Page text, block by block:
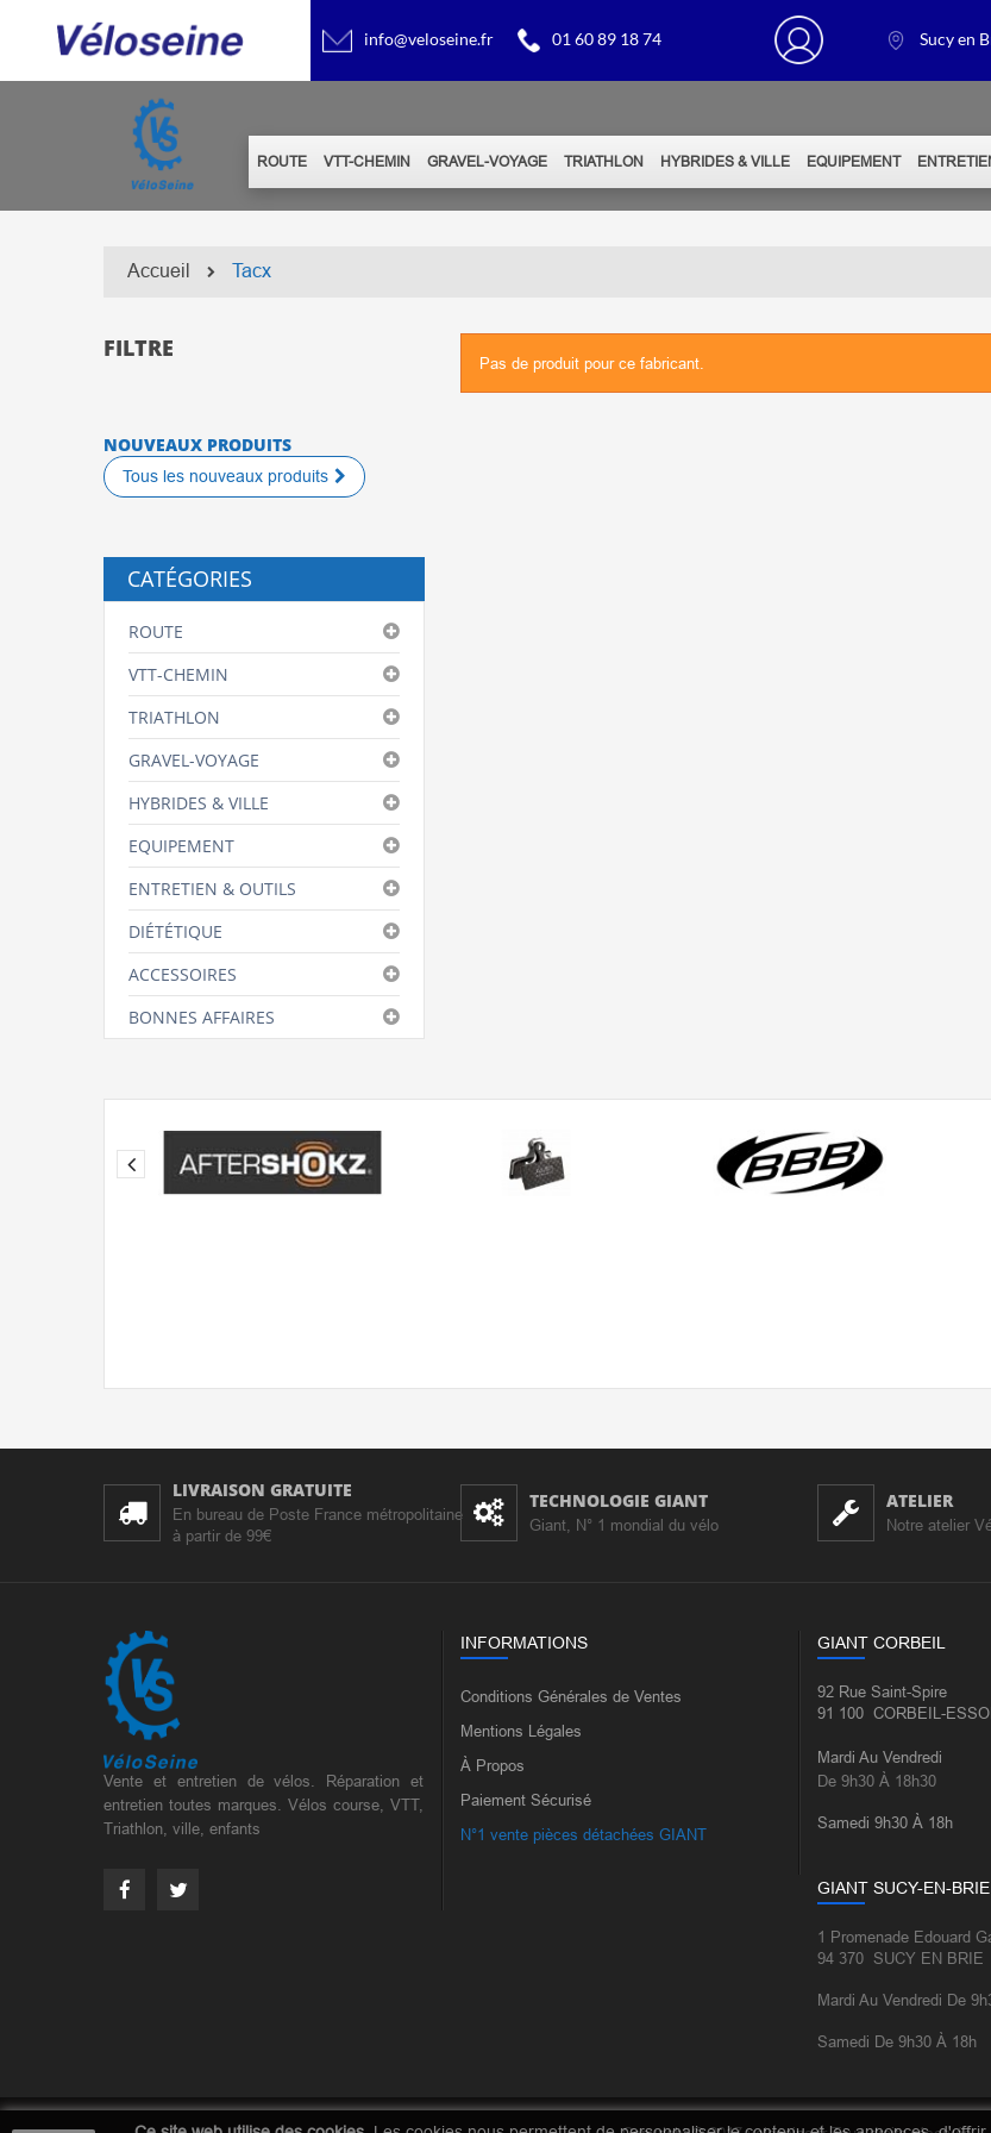
info@veloseine.fr 01 60 89 18 74 Sucy en
ROUTE VTT-CHEMIN GRAVEL-VOYAGE TRIATHLON HYBRIDES & VILLE EQUIPEMENT
Accueil Tacx
FILTRE
NOUVEAUX PRODUITS
Tous les nouveaux produits
CATÉGORIES
ROUTE
VTT-CHEMIN
TRIATHLON
GRAVEL-VOYAGE
HYBRIDES & VILLE
EQUIPEMENT
ENTRETIEN & OUTILS
DIÉTÉTIQUE
ACCESSOIRES
BONNES AFFAIRES
Pas de produit pour ce fabricant.
LIVRAISON GRATUITE
En bureau de Poste France métropolitaine
à partir de 99€
TECHNOLOGIE GIANT
Giant, N° 1 mondial du vélo
ATELIER
Notre atelier
Vente et entretien de vélos. Réparation et
entretien toutes marques. Vélos course, VTT,
Triathlon, ville, enfants
INFORMATIONS
Conditions Générales de Ventes
Mentions Légales
À Propos
Paiement Sécurisé
N°1 vente pièces détachées GIANT
GIANT CORBEIL
92 Rue Saint-Spire
91 100 CORBEIL-
Mardi Au Vendredi
De 9h30 À 18h30
Samedi 9h30 À 18h
GIANT SUCY-EN-BRIE
1 Promenade Edouard
94 370 SUCY EN BRIE
Mardi Au Vendredi De
Samedi De 9h30 À 18h